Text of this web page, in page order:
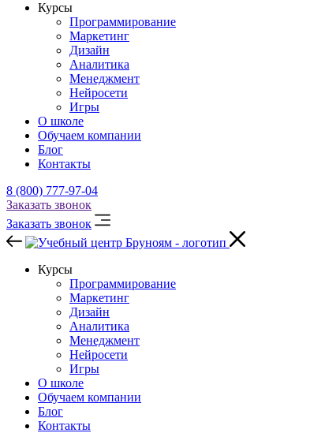
Курсы
Программирование
Маркетинг
Дизайн
Аналитика
Менеджмент
Нейросети
Игры
О школе
Обучаем компании
Блог
Контакты
8 (800) 777-97-04
Заказать звонок
Заказать звонок
Курсы
Программирование
Маркетинг
Дизайн
Аналитика
Менеджмент
Нейросети
Игры
О школе
Обучаем компании
Блог
Контакты